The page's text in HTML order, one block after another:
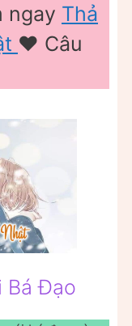
ngay Thả
❤️️ Câu
Bá Đạo